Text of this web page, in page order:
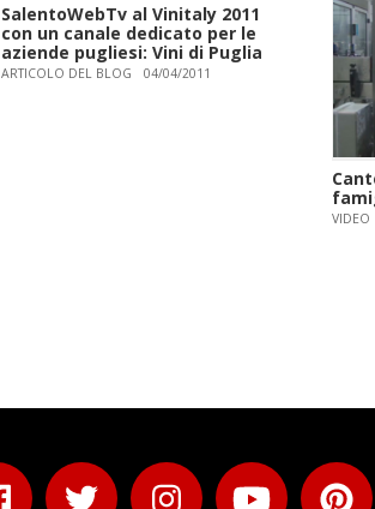
SalentoWebTv al Vinitaly 2011
con un canale dedicato per le
aziende pugliesi: Vini di Puglia
ARTICOLO DEL BLOG 04/04/2011
VIDEO